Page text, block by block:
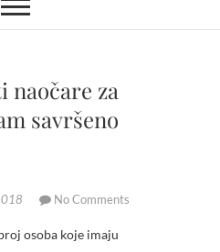
naočare za
savršeno
No Comments